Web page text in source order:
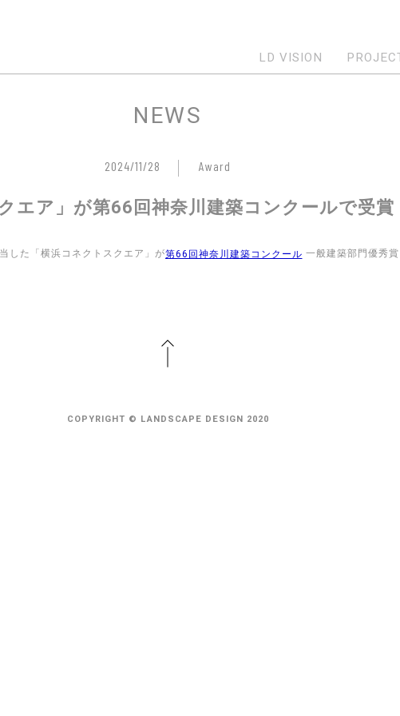
LD VISION
NEWS
2024/11/28 Award
エア」が第66回神奈川建築コンクールで受賞
した「横浜コネクトスクエア」が第66回神奈川建築コンクール 一般建築部門優秀賞
COPYRIGHT © LANDSCAPE DESIGN 2020